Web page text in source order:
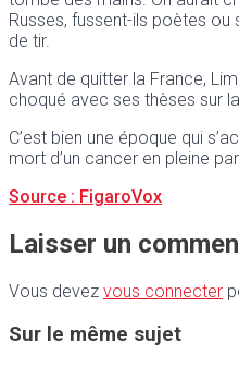
Russes, fussent-ils poètes ou
de tir.
Avant de quitter la France,
choqué avec ses thèses sur
C’est bien une époque qui
mort d’un cancer en pleine
Source : FigaroVox
Laisser un
Vous devez vous connecter
Sur le même sujet